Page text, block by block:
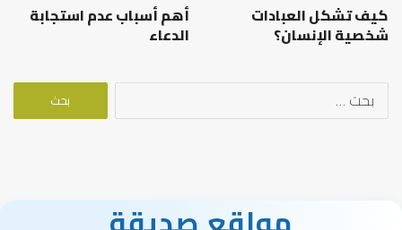
كيف تشكل العبادات
شخصية الإنسان؟
أهم أسباب عدم استجابة
الدعاء
البحث